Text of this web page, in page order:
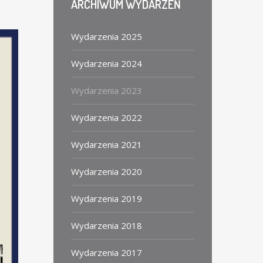
ARCHIWUMWYDARZEŃ
Wydarzenia 2025
Wydarzenia 2024
Wydarzenia 2023
Wydarzenia 2022
Wydarzenia 2021
Wydarzenia 2020
Wydarzenia 2019
Wydarzenia 2018
Wydarzenia 2017